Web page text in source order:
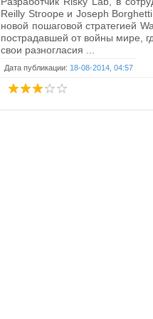
Reilly Stroope и Joseph
новой пошаговой стратегией
пострадавшей от войны мире,
свои разногласия ...
Дата публикации: 18-08-2014, 04:57